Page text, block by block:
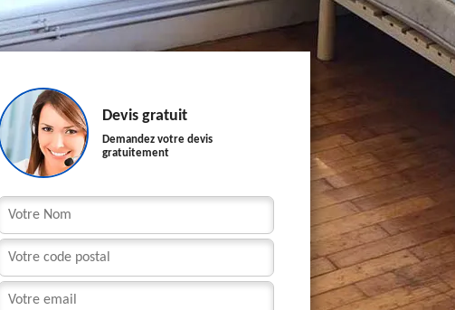
Devis gratuit
Demandez votre devis
gratuitement